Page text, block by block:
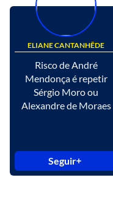
ELIANE CANTANHÊDE
Risco de André
Mendonça é repetir
Sérgio Moro ou
Alexandre de Moraes
Seguir